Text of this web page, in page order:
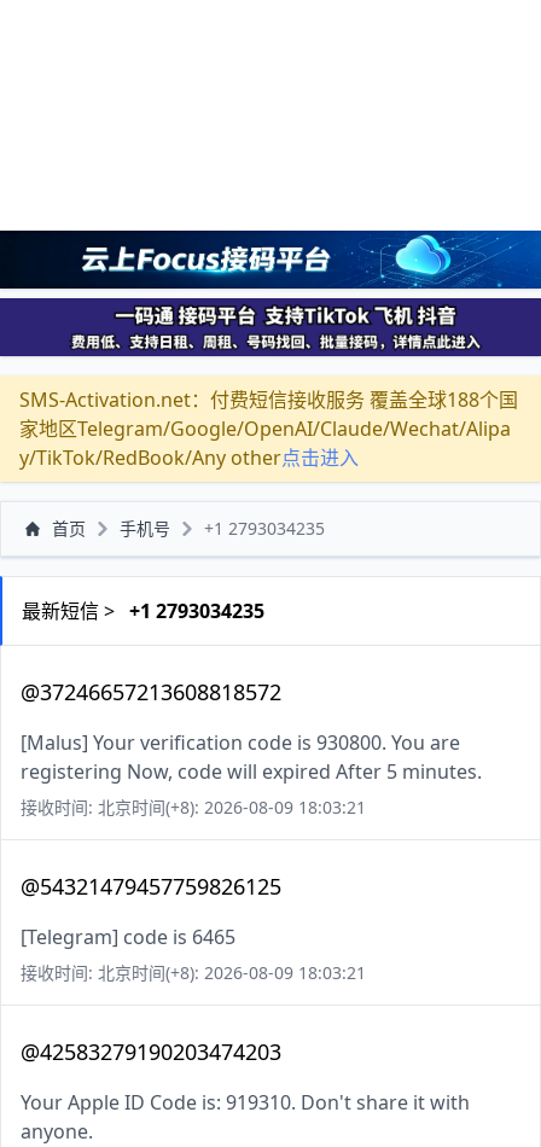
SMS-Activation.net：付费短信接收服务 覆盖全球188个国
家地区Telegram/Google/OpenAI/Claude/Wechat/Alipa
y/TikTok/RedBook/Any other点击进入
首页 手机号 +1 2793034235
最新短信 > +1 2793034235
@37246657213608818572
[Malus] Your verification code is 930800. You are
registering Now, code will expired After 5 minutes.
接收时间: 北京时间(+8): 2026-08-09 18:03:21
@54321479457759826125
[Telegram] code is 6465
接收时间: 北京时间(+8): 2026-08-09 18:03:21
@42583279190203474203
Your Apple ID Code is: 919310. Don't share it with
anyone.